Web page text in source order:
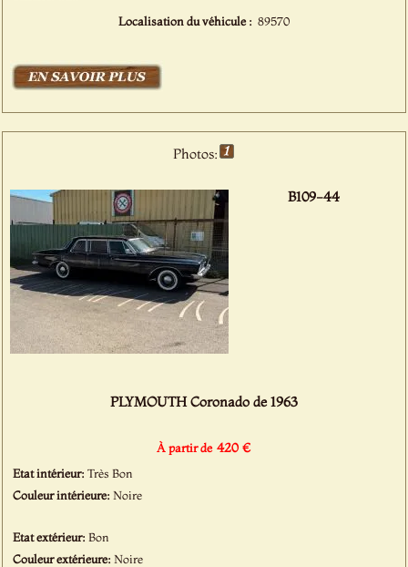
Localisation du véhicule : 89570
Photos:
B109-44
PLYMOUTH Coronado de 1963
À partir de 420 €
Etat intérieur:Très Bon
Couleur intérieure:Noire
Etat extérieur:Bon
Couleur extérieure:Noire